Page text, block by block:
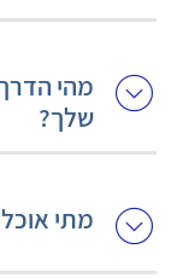
מהי
שלך?
מתי